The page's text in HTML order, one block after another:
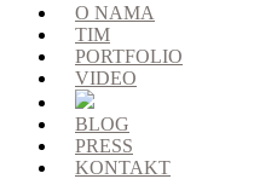
O NAMA
TIM
PORTFOLIO
VIDEO
BLOG
PRESS
KONTAKT